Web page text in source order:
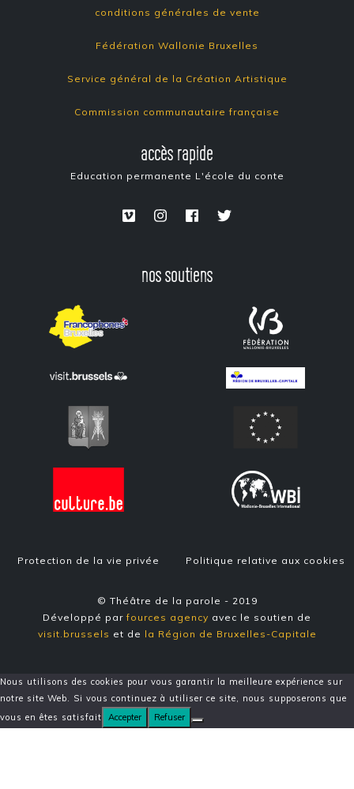
conditions générales de vente
Fédération Wallonie Bruxelles
Service général de la Création Artistique
Commission communautaire française
accès rapide
Education permanente L'école du conte
nos soutiens
Protection de la vie privée Politique relative aux cookies
© Théâtre de la parole - 2019
Développé parfources agency avec le soutien de
visit.brussels et de la Région de Bruxelles-Capitale
Nous utilisons des cookies pour vous garantir la meilleure expérience sur
notre site Web. Si vous continuez à utiliser ce site, nous supposerons que
vous en êtes satisfait
Accepter Refuser